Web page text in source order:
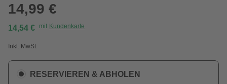
14,99 €
14,54 € mit Kundenkarte
Inkl. MwSt.
RESERVIEREN & ABHOLEN